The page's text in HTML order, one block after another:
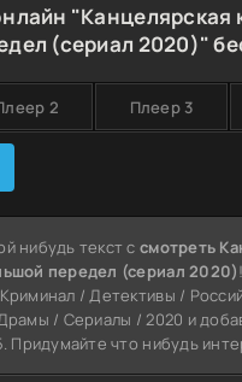
"Канцелярская
(сериал 2020)"
2 Плеер 3
нибудь текст ссмотреть
передел (сериал 2020)
/ Детективы /
/ Сериалы / 2020 и
Придумайте что нибудь